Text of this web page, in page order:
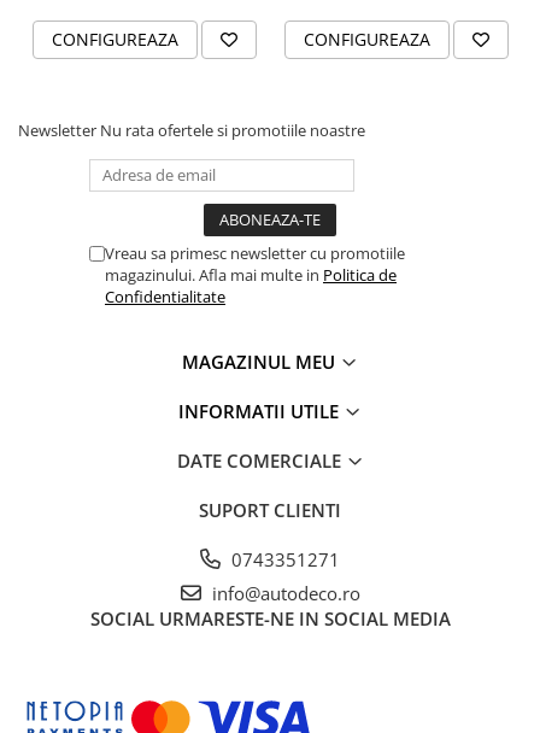
TRICOURI MĂRCI AUTO
TRICOURI DACIA
TRICOURI FORD
TRICOURI HONDA
TRICOURI OPEL
TRICOURI PEUGEOT
TRICOURI VOLKSWAGEN
TRICOURI ANIVERSARE
TRICOURI CU MESAJE
TRICOURI CU PROFESII
TRICOURI DAMA
CONFIGUREAZA CONFIGUREAZA
Newsletter Nu rata ofertele si promotiile noastre
Vreau sa primesc newsletter cu promotiile
magazinului. Afla mai multe in Politica de
Confidentialitate
MAGAZINUL MEU
INFORMATII UTILE
DATE COMERCIALE
SUPORT CLIENTI
0743351271
info@autodeco.ro
SOCIAL URMARESTE-NE IN SOCIAL MEDIA